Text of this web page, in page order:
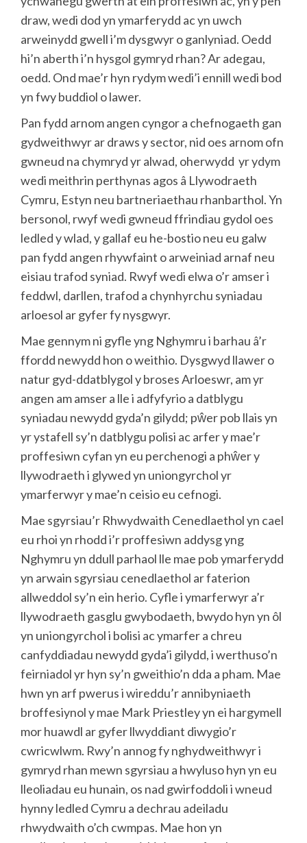
draw, wedi dod yn ymarferydd ac yn uwch
arweinydd gwell i’m dysgwyr o ganlyniad. Oedd
hi’n aberth i’n hysgol gymryd rhan? Ar adegau,
oedd. Ond mae’r hyn rydym wedi’i ennill wedi bod
yn fwy buddiol o lawer.
Pan fydd arnom angen cyngor a chefnogaeth gan
gydweithwyr ar draws y sector, nid oes arnom ofn
gwneud na chymryd yr alwad, oherwydd yr ydym
wedi meithrin perthynas agos â Llywodraeth
Cymru, Estyn neu bartneriaethau rhanbarthol. Yn
bersonol, rwyf wedi gwneud ffrindiau gydol oes
ledled y wlad, y gallaf eu he-bostio neu eu galw
pan fydd angen rhywfaint o arweiniad arnaf neu
eisiau trafod syniad. Rwyf wedi elwa o’r amser i
feddwl, darllen, trafod a chynhyrchu syniadau
arloesol ar gyfer fy nysgwyr.
Mae gennym ni gyfle yng Nghymru i barhau â’r
ffordd newydd hon o weithio. Dysgwyd llawer o
natur gyd-ddatblygol y broses Arloeswr, am yr
angen am amser a lle i adfyfyrio a datblygu
syniadau newydd gyda’n gilydd; pŵer pob llais yn
yr ystafell sy’n datblygu polisi ac arfer y mae’r
proffesiwn cyfan yn eu perchenogi a phŵer y
llywodraeth i glywed yn uniongyrchol yr
ymarferwyr y mae’n ceisio eu cefnogi.
Mae sgyrsiau’r Rhwydwaith Cenedlaethol yn cael
eu rhoi yn rhodd i’r proffesiwn addysg yng
Nghymru yn ddull parhaol lle mae pob ymarferydd
yn arwain sgyrsiau cenedlaethol ar faterion
allweddol sy’n ein herio. Cyfle i ymarferwyr a’r
llywodraeth gasglu gwybodaeth, bwydo hyn yn ôl
yn uniongyrchol i bolisi ac ymarfer a chreu
canfyddiadau newydd gyda’i gilydd, i werthuso’n
feirniadol yr hyn sy’n gweithio’n dda a pham. Mae
hwn yn arf pwerus i wireddu’r annibyniaeth
broffesiynol y mae Mark Priestley yn ei hargymell
mor huawdl ar gyfer llwyddiant diwygio’r
cwricwlwm. Rwy’n annog fy nghydweithwyr i
gymryd rhan mewn sgyrsiau a hwyluso hyn yn eu
lleoliadau eu hunain, os nad gwirfoddoli i wneud
hynny ledled Cymru a dechrau adeiladu
rhwydwaith o’ch cwmpas. Mae hon yn